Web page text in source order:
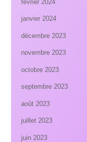
février 2024
janvier 2024
décembre 2023
novembre 2023
octobre 2023
septembre 2023
août 2023
juillet 2023
juin 2023